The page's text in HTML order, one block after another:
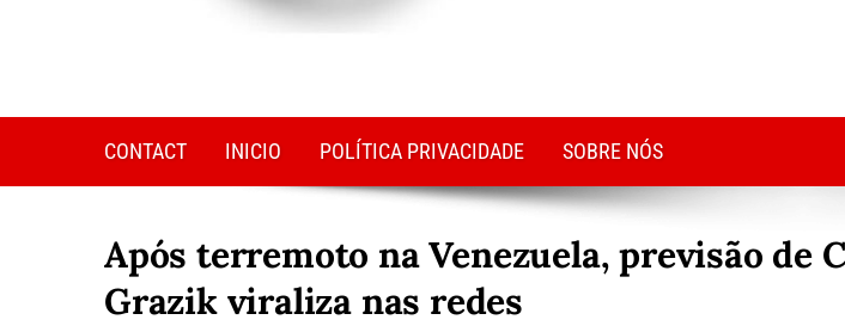
CONTACT INICIO POLÍTICA PRIVACIDADE SOBRE NÓS
Após terremoto na Venezuela, previsão de
Grazik viraliza nas redes